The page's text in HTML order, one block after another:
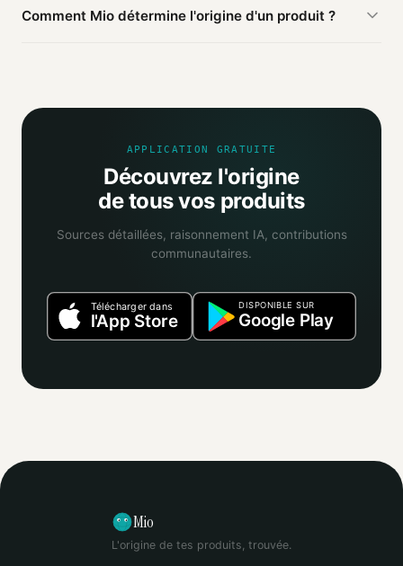
France.
Comment Mio détermine l'origine d'un produit ?
selon la fiabilité des informations trouvées.
APPLICATION GRATUITE
Découvrez l'origine
de tous vos produits
Sources détaillées, raisonnement IA, contributions
communautaires.
Télécharger dans
l'App Store
DISPONIBLE SUR
Google Play
Mio
L'origine de tes produits, trouvée.